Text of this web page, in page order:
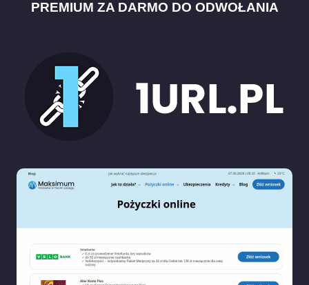
PREMIUM ZA DARMO DO ODWOŁANIA